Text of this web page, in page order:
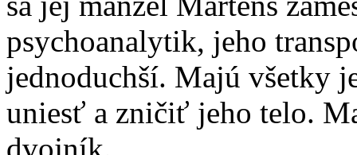
psychoanalytik, jeho
jednoduchší. Majú všetky
uniesť a zničiť jeho telo.